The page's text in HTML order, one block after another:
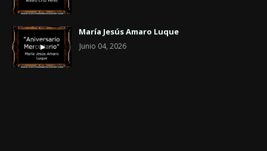
María Jesús Amaro Luque
Junio 04, 2026